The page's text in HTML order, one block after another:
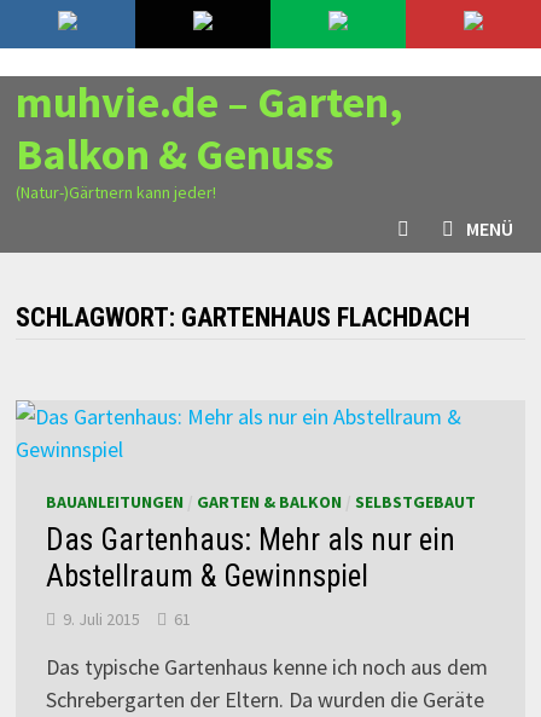
Zurück
zum
Inhalt
8. August 2026
muhvie.de – Garten,
Balkon & Genuss
(Natur-)Gärtnern kann jeder!
MENÜ
SCHLAGWORT: GARTENHAUS FLACHDACH
BAUANLEITUNGEN GARTEN & BALKON SELBSTGEBAUT
Das Gartenhaus: Mehr als nur ein
Abstellraum & Gewinnspiel
9. Juli 2015 61
Das typische Gartenhaus kenne ich noch aus dem
Schrebergarten der Eltern. Da wurden die Geräte